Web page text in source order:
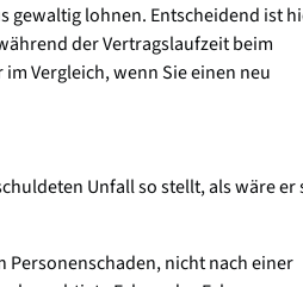
gewaltig lohnen. Entscheidend ist
der Vertragslaufzeit beim
Vergleich, wenn Sie einen neu
Unfall so stellt, als wäre er
nicht nach einer